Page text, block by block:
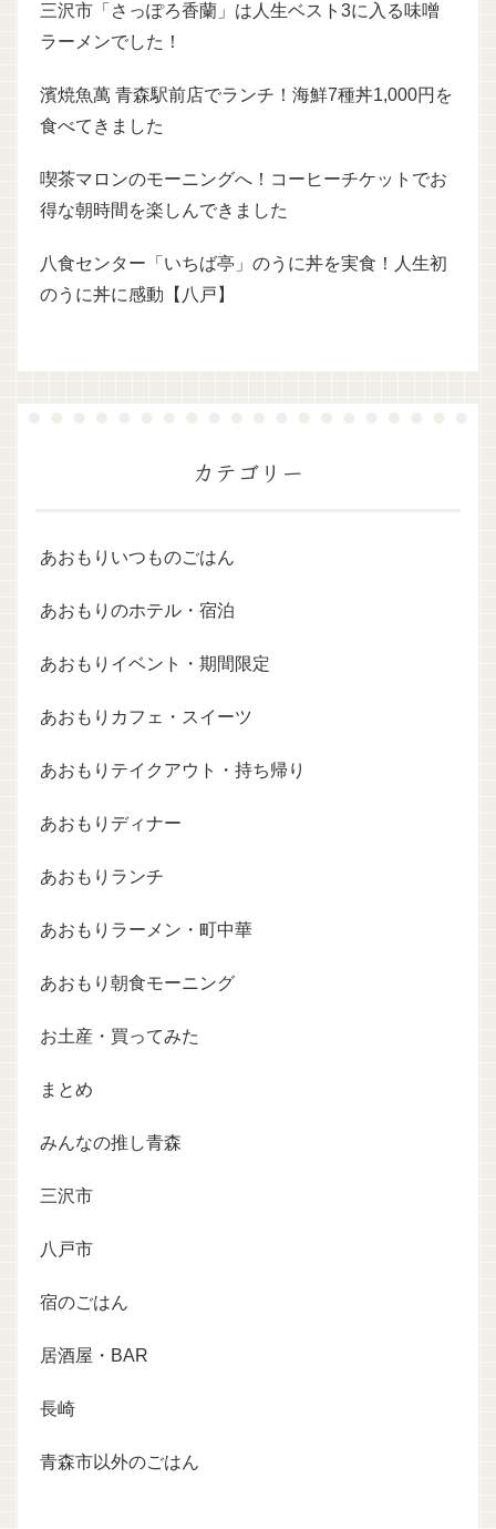
三沢市「さっぽろ香蘭」は人生ベスト3に入る味噌
ラーメンでした！
濱焼魚萬 青森駅前店でランチ！海鮮7種丼1,000円を
食べてきました
喫茶マロンのモーニングへ！コーヒーチケットでお
得な朝時間を楽しんできました
八食センター「いちば亭」のうに丼を実食！人生初
のうに丼に感動【八戸】
カテゴリー
あおもりいつものごはん
あおもりのホテル・宿泊
あおもりイベント・期間限定
あおもりカフェ・スイーツ
あおもりテイクアウト・持ち帰り
あおもりディナー
あおもりランチ
あおもりラーメン・町中華
あおもり朝食モーニング
お土産・買ってみた
まとめ
みんなの推し青森
三沢市
八戸市
宿のごはん
居酒屋・BAR
長崎
青森市以外のごはん